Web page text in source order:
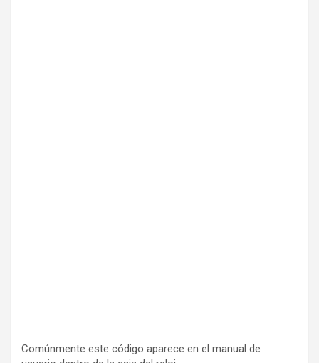
Comúnmente este código aparece en el manual de